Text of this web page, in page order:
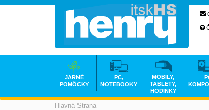
Hlavná Strana
JARNÉ
POMÔCKY
PC,
NOTEBOOKY
MOBILY,
TABLETY,
HODINKY